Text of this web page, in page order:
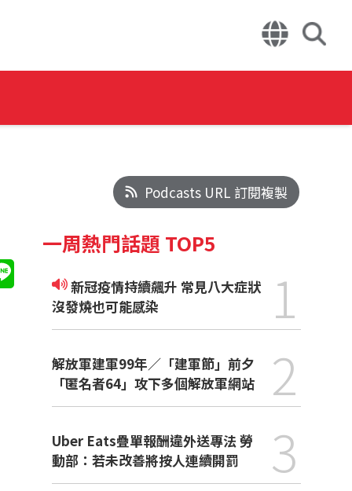
Podcasts URL 訂閱複製
一周熱門話題 TOP5
新冠疫情持續飆升 常見八大症狀
沒發燒也可能感染
1
解放軍建軍99年／「建軍節」前夕
「匿名者64」攻下多個解放軍網站
2
Uber Eats疊單報酬違外送專法 勞
動部：若未改善將按人連續開罰
3